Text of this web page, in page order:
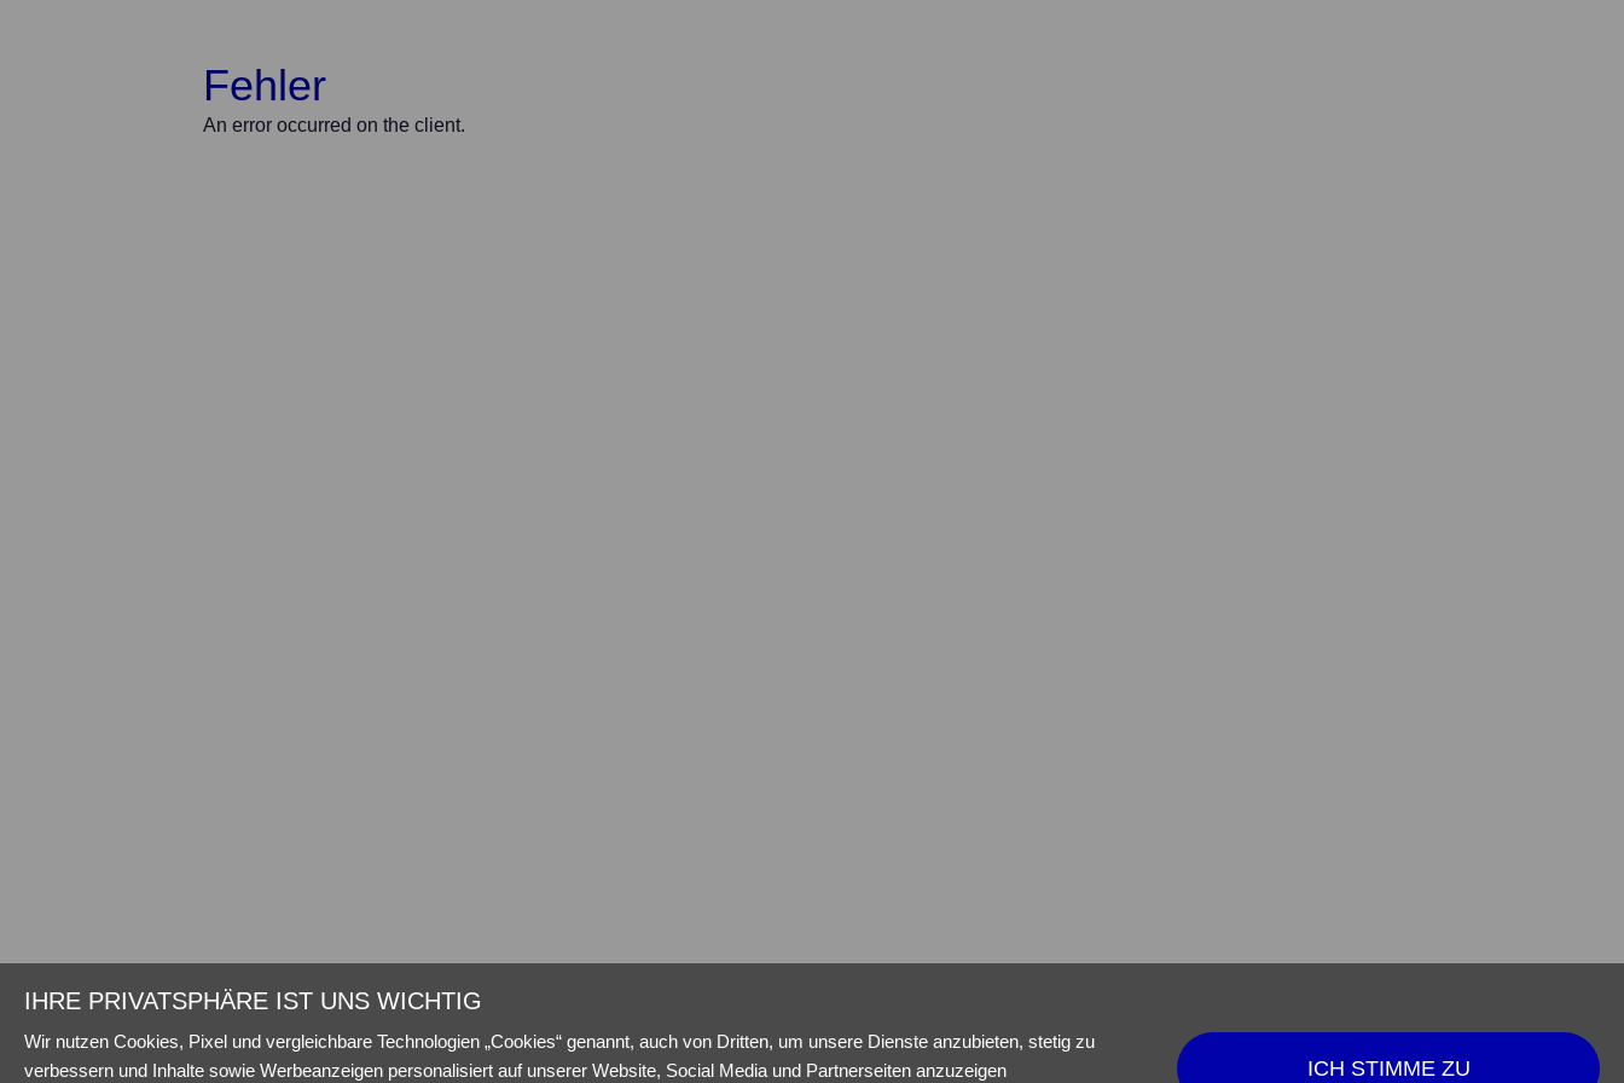
Fehler
An error occurred on the client.
IHRE PRIVATSPHÄRE IST UNS WICHTIG
Wir nutzen Cookies, Pixel und vergleichbare Technologien „Cookies“ genannt, auch von Dritten, um unsere Dienste anzubieten, stetig zu
verbessern und Inhalte sowie Werbeanzeigen personalisiert auf unserer Website, Social Media und Partnerseiten anzuzeigen
ICH STIMME ZU